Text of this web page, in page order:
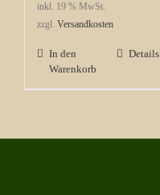
inkl. 19 % MwSt.
zzgl. Versandkosten
In den
Warenkorb
Details